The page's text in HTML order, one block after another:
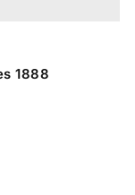
1888